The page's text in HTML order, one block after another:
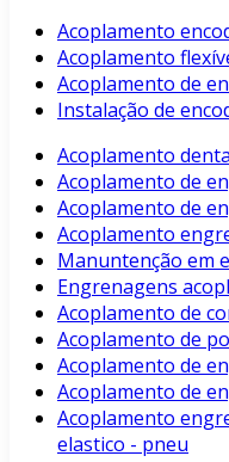
Acoplamento
Acoplamento
Acoplamento de
Instalação de
Acoplamento
Acoplamento de
Acoplamento de
Acoplamento
Manuntenção em
Engrenagens
Acoplamento de
Acoplamento de
Acoplamento de
Acoplamento de
Acoplamento
elastico - pneu